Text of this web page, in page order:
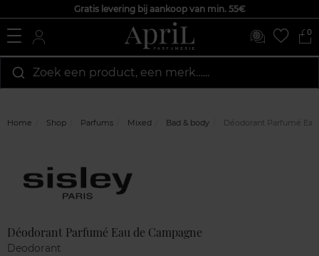
Gratis levering bij aankoop van min. 55€
0
Zoek een product, een merk…...
Home Shop Parfums Mixed Bad & body Déodorant Parfumé
Déodorant Parfumé Eau de Campagne
Deodorant